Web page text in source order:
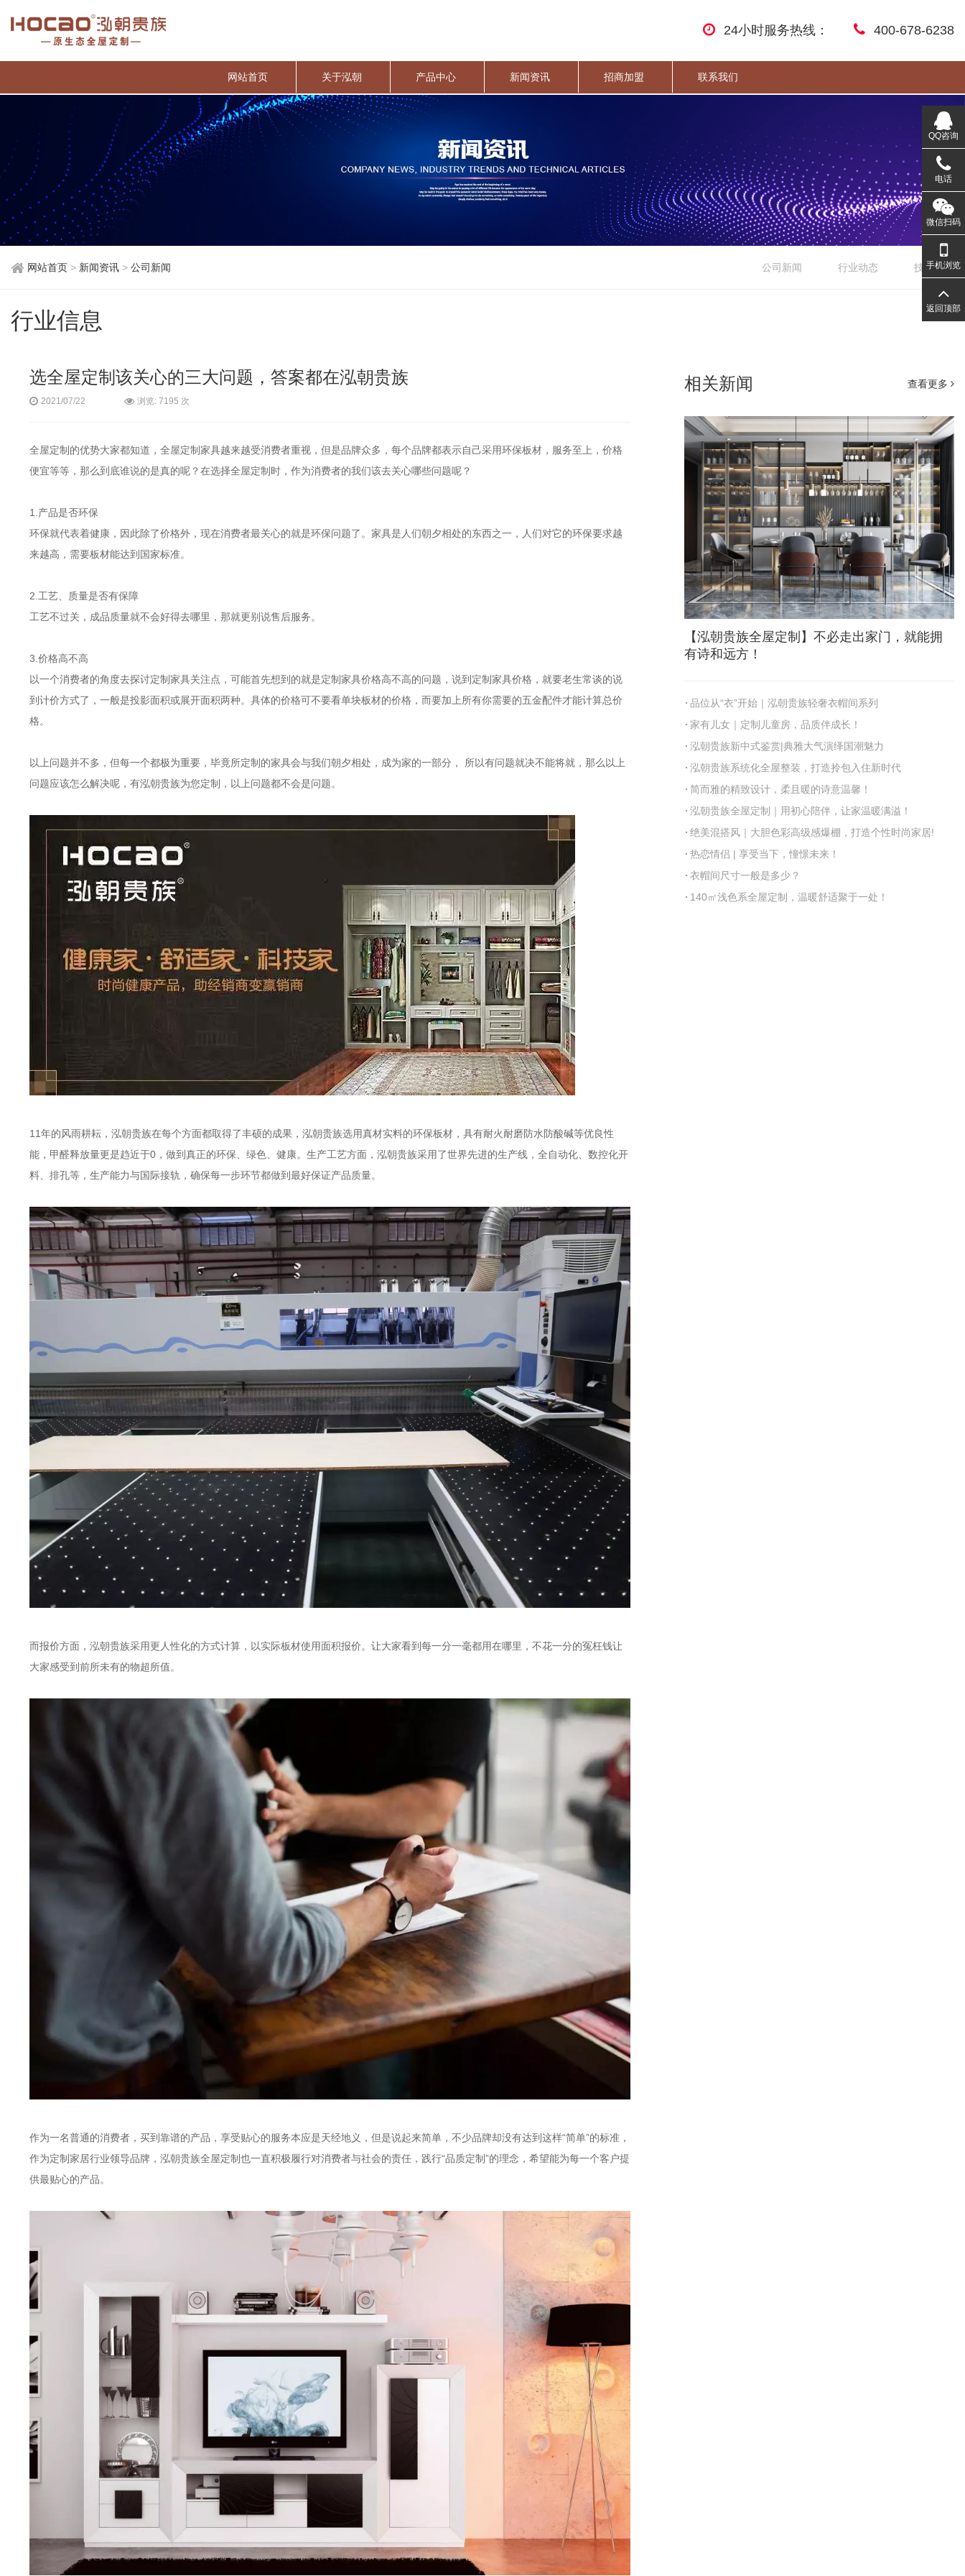
24小时服务热线： 400-678-6238
网站首页 关于泓朝 产品中心 新闻资讯 招商加盟 联系我们
网站首页 > 新闻资讯 > 公司新闻 公司新闻 行业动态 技术文章
行业信息
选全屋定制该关心的三大问题，答案都在泓朝贵族
2021/07/22 浏览: 7195 次
全屋定制的优势大家都知道，全屋定制家具越来越受消费者重视，但是品牌众多，每个品牌都表示自己采用环保板材，服务至上，价格
便宜等等，那么到底谁说的是真的呢？在选择全屋定制时，作为消费者的我们该去关心哪些问题呢？
1.产品是否环保
环保就代表着健康，因此除了价格外，现在消费者最关心的就是环保问题了。家具是人们朝夕相处的东西之一，人们对它的环保要求越
来越高，需要板材能达到国家标准。
2.工艺、质量是否有保障
工艺不过关，成品质量就不会好得去哪里，那就更别说售后服务。
3.价格高不高
以一个消费者的角度去探讨定制家具关注点，可能首先想到的就是定制家具价格高不高的问题，说到定制家具价格，就要老生常谈的说
到计价方式了，一般是投影面积或展开面积两种。具体的价格可不要看单块板材的价格，而要加上所有你需要的五金配件才能计算总价
格。
以上问题并不多，但每一个都极为重要，毕竟所定制的家具会与我们朝夕相处，成为家的一部分， 所以有问题就决不能将就，那么以上
问题应该怎么解决呢，有泓朝贵族为您定制，以上问题都不会是问题。
11年的风雨耕耘，泓朝贵族在每个方面都取得了丰硕的成果，泓朝贵族选用真材实料的环保板材，具有耐火耐磨防水防酸碱等优良性
能，甲醛释放量更是趋近于0，做到真正的环保、绿色、健康。生产工艺方面，泓朝贵族采用了世界先进的生产线，全自动化、数控化开
料、排孔等，生产能力与国际接轨，确保每一步环节都做到最好保证产品质量。
而报价方面，泓朝贵族采用更人性化的方式计算，以实际板材使用面积报价。让大家看到每一分一毫都用在哪里，不花一分的冤枉钱让
大家感受到前所未有的物超所值。
作为一名普通的消费者，买到靠谱的产品，享受贴心的服务本应是天经地义，但是说起来简单，不少品牌却没有达到这样“简单”的标准，
作为定制家居行业领导品牌，泓朝贵族全屋定制也一直积极履行对消费者与社会的责任，践行“品质定制”的理念，希望能为每一个客户提
供最贴心的产品。
相关新闻 查看更多
【泓朝贵族全屋定制】不必走出家门，就能拥
有诗和远方！
品位从“衣”开始｜泓朝贵族轻奢衣帽间系列
家有儿女｜定制儿童房，品质伴成长！
泓朝贵族新中式鉴赏|典雅大气演绎国潮魅力
泓朝贵族系统化全屋整装，打造拎包入住新时代
简而雅的精致设计，柔且暖的诗意温馨！
泓朝贵族全屋定制｜用初心陪伴，让家温暖满溢！
绝美混搭风｜大胆色彩高级感爆棚，打造个性时尚家居!
热恋情侣 | 享受当下，憧憬未来！
衣帽间尺寸一般是多少？
140㎡浅色系全屋定制，温暖舒适聚于一处！
QQ咨询
电话
微信扫码
手机浏览
返回顶部